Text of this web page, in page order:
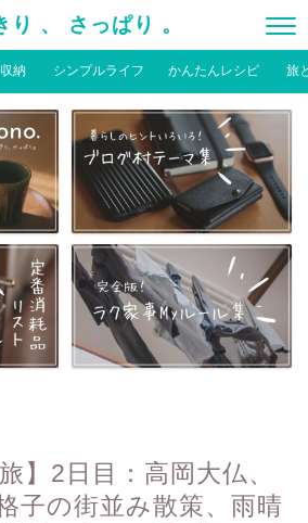
り 、 さっぱり 。
納 シンプルライフ かんたんレシピ 旅
】2日目：高岡大仏、
子の街並み散策、雨晴